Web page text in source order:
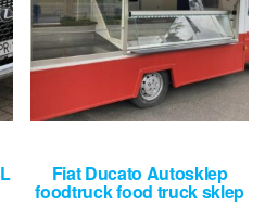
Fiat Ducato Autosklep
foodtruck food truck sklep